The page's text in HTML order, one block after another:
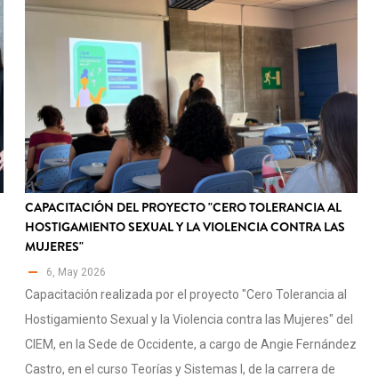
CAPACITACIÓN DEL PROYECTO "CERO TOLERANCIA AL
HOSTIGAMIENTO SEXUAL Y LA VIOLENCIA CONTRA LAS
MUJERES"
6, May 2026
Capacitación realizada por el proyecto "Cero Tolerancia al
Hostigamiento Sexual y la Violencia contra las Mujeres" del
CIEM, en la Sede de Occidente, a cargo de Angie Fernández
Castro, en el curso Teorías y Sistemas I, de la carrera de